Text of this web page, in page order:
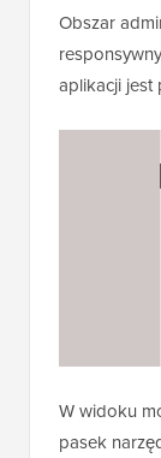
Obszar
aplikacji jest
W widoku
pasek